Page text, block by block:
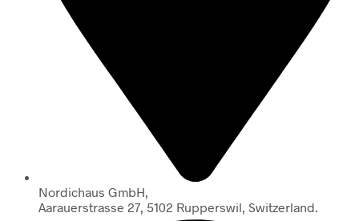
Nordichaus GmbH,
Aarauerstrasse 27, 5102 Rupperswil, Switzerland.